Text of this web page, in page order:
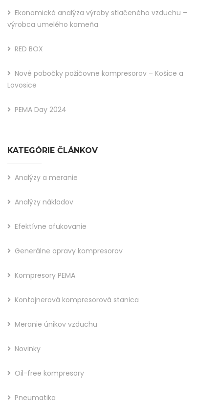
Ekonomická analýza výroby stlačeného vzduchu –
výrobca umelého kameňa
RED BOX
Nové pobočky požičovne kompresorov – Košice a
Lovosice
PEMA Day 2024
KATEGÓRIE ČLÁNKOV
Analýzy a meranie
Analýzy nákladov
Efektívne ofukovanie
Generálne opravy kompresorov
Kompresory PEMA
Kontajnerová kompresorová stanica
Meranie únikov vzduchu
Novinky
Oil-free kompresory
Pneumatika